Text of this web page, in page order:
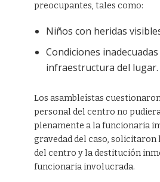
preocupantes, tales como:
Niños con heridas
Condiciones
infraestructura del lugar.
Los asambleístas
personal del centro no
plenamente a la funcionaria
gravedad del caso,
del centro y la destitución
funcionaria involucrada.